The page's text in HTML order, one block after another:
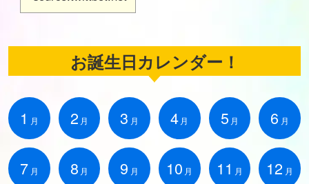
お誕生日カレンダー！
1 月 2 月 3 月 4 月 5 月 6 月
7 月 8 月 9 月 10 月 11 月 12 月